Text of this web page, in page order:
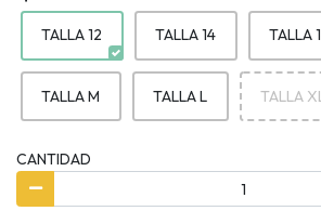
TALLA 12 TALLA 14 TALLA
TALLA M TALLA L TALLA
CANTIDAD